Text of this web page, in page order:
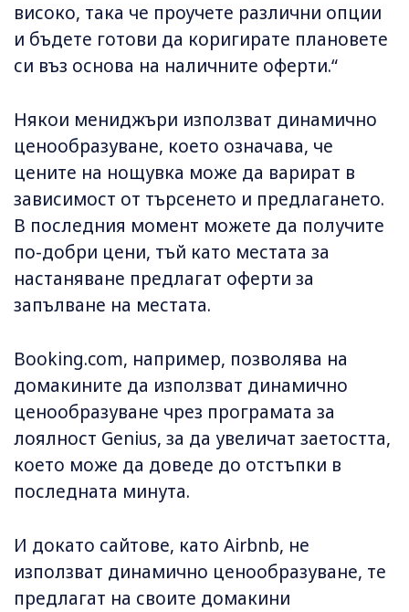
високо, така че проучете различни опции
и бъдете готови да коригирате плановете
си въз основа на наличните оферти.“
Някои мениджъри използват динамично
ценообразуване, което означава, че
цените на нощувка може да варират в
зависимост от търсенето и предлагането.
В последния момент можете да получите
по-добри цени, тъй като местата за
настаняване предлагат оферти за
запълване на местата.
Booking.com, например, позволява на
домакините да използват динамично
ценообразуване чрез програмата за
лоялност Genius, за да увеличат заетостта,
което може да доведе до отстъпки в
последната минута.
И докато сайтове, като Airbnb, не
използват динамично ценообразуване, те
предлагат на своите домакини